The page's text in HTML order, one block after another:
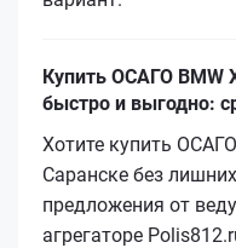
Купить ОСАГО BMW
быстро и выгодно:
Хотите купить
Саранске без
предложения от
агрегаторе